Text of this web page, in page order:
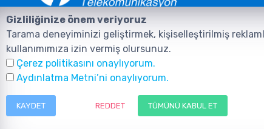
Anasayfa Ürünler İletişim
Gizliliğinize önem veriyoruz
Tarama deneyiminizi geliştirmek, kişiselleştirilmiş
kullanımımıza izin vermiş olursunuz.
Çerez politikasını onaylıyorum.
Aydınlatma Metni’ni onaylıyorum.
KAYDET REDDET TÜMÜNÜ KABUL ET